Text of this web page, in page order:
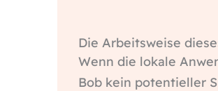
Die Arbeitsweise
Wenn die lokale
Bob kein potentieller